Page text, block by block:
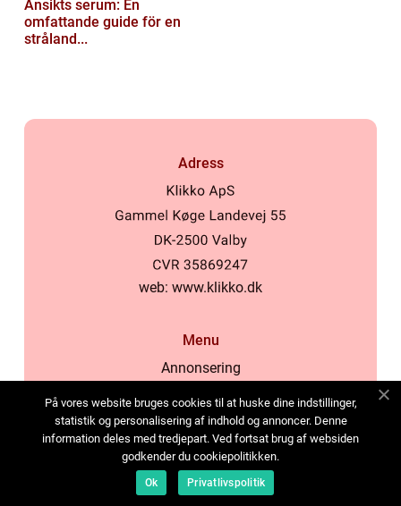
Ansikts serum: En
omfattande guide för en
stråland...
Adress
web: www.klikko.dk
Menu
Annonsering
Cookies
Kontakta oss
Sitemap
På vores website bruges cookies til at huske dine indstillinger,
statistik og personalisering af indhold og annoncer. Denne
information deles med tredjepart. Ved fortsat brug af websiden
godkender du cookiepolitikken.
Ok Privatlivspolitik